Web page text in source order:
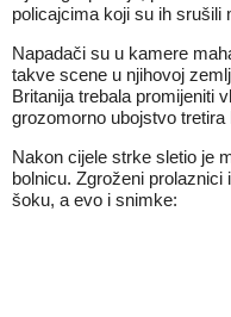
policajcima koji su ih srušili
Napadači su u kamere
takve scene u njihovoj
Britanija trebala promijeniti
grozomorno ubojstvo
Nakon cijele strke sletio je
bolnicu. Zgroženi
šoku, a evo i snimke: